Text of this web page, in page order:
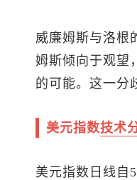
威廉姆斯与洛根
姆斯倾向于观望
的可能。这一分
美元指数技术
美元指数 日线自